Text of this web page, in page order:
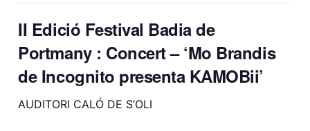
II Edició Festival Badia de
Portmany : Concert – ‘Mo Brandis
de Incognito presenta KAMOBii’
AUDITORI CALÓ DE S’OLI